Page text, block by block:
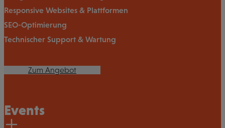
Responsive Websites & Plattformen
SEO-Optimierung
Technischer Support & Wartung
Zum Angebot
Events